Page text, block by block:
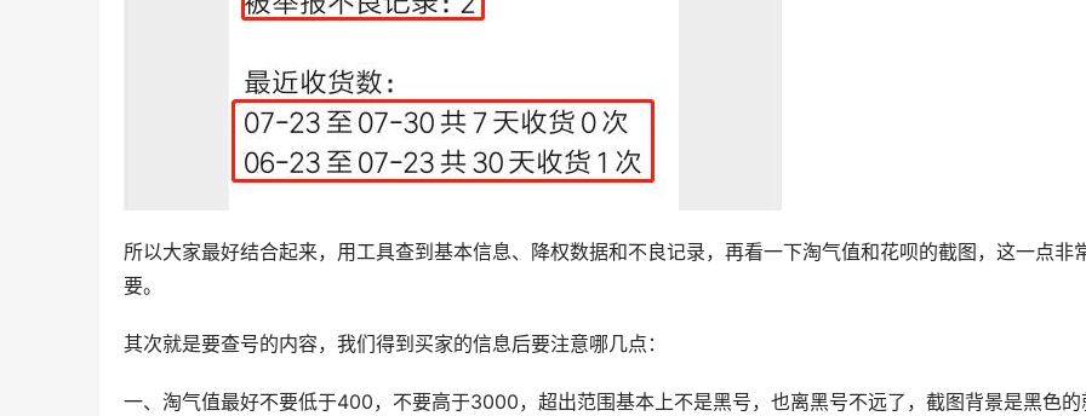
所以大家最好结合起来，用工具查到基本信息、降权数据和不良记录，再看一下淘气值和花呗的截图，这一点非
要。
其次就是要查号的内容，我们得到买家的信息后要注意哪几点：
一、淘气值最好不要低于400，不要高于3000，超出范围基本上不是黑号，也离黑号不远了，截图背景是黑色的